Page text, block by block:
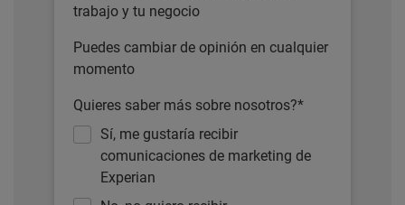
trabajo y tu negocio
Puedes cambiar de opinión en cualquier
momento
Quieres saber más sobre nosotros?*
Sí, me gustaría recibir
comunicaciones de marketing de
Experian